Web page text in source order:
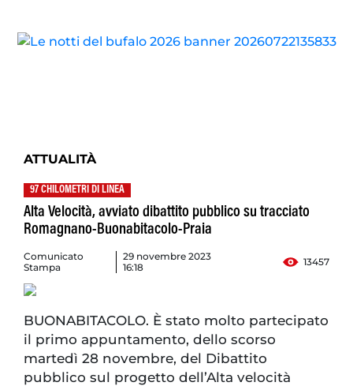
ATTUALITÀ
97 CHILOMETRI DI LINEA
Alta Velocità, avviato dibattito pubblico su tracciato
Romagnano-Buonabitacolo-Praia
Comunicato
Stampa
29 novembre 2023
16:18
13457
BUONABITACOLO. È stato molto partecipato
il primo appuntamento, dello scorso
martedì 28 novembre, del Dibattito
pubblico sul progetto dell’Alta velocità